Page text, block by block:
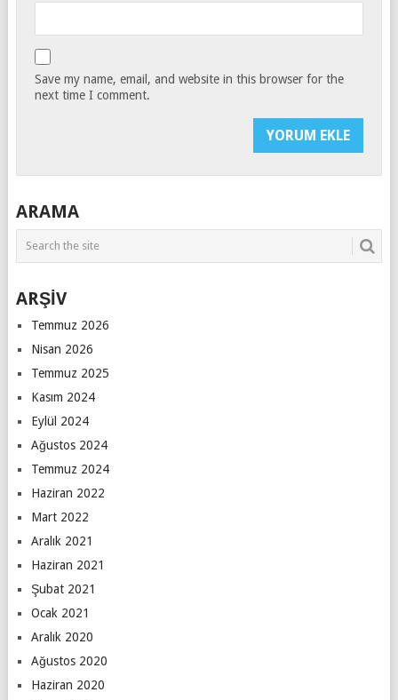
Save my name, email, and website in this browser for the
next time I comment.
ARAMA
ARŞİV
Temmuz 2026
Nisan 2026
Temmuz 2025
Kasım 2024
Eylül 2024
Ağustos 2024
Temmuz 2024
Haziran 2022
Mart 2022
Aralık 2021
Haziran 2021
Şubat 2021
Ocak 2021
Aralık 2020
Ağustos 2020
Haziran 2020